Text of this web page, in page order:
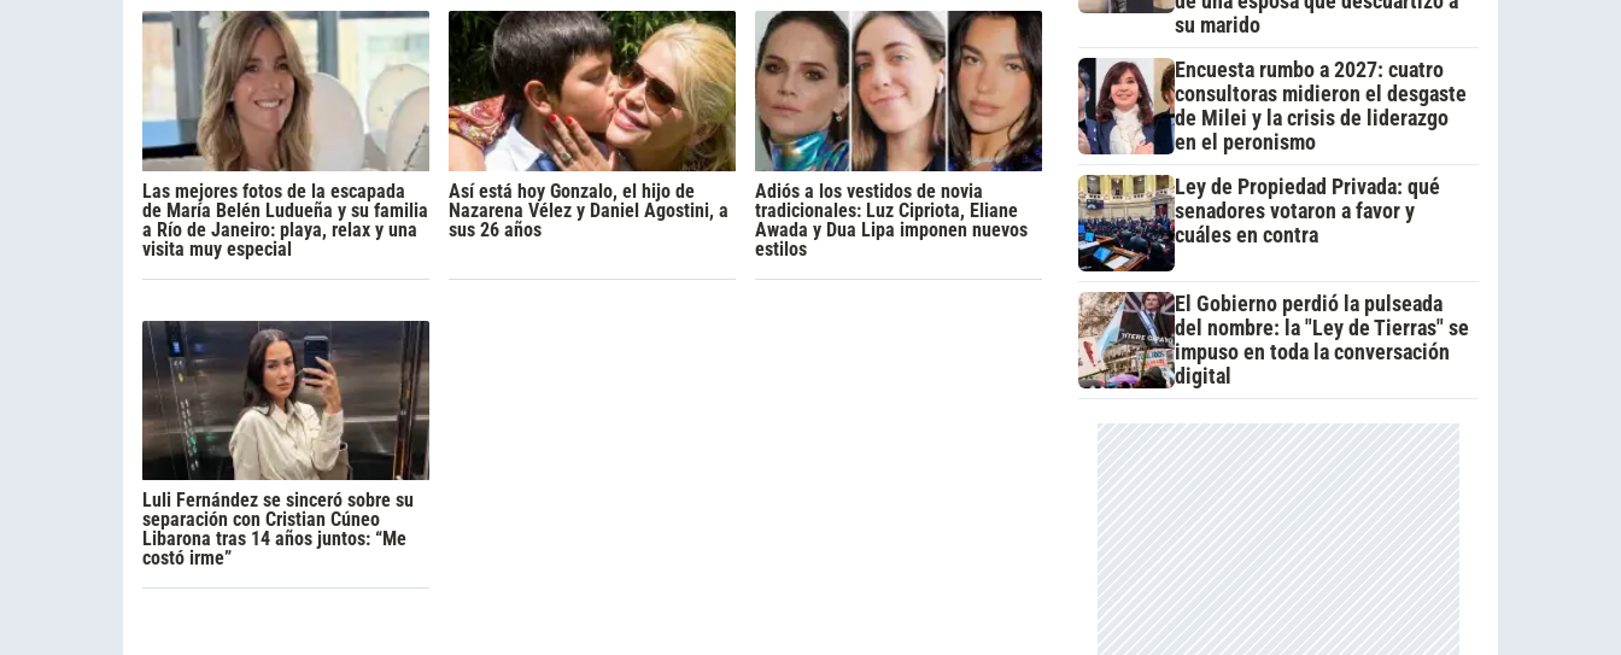
Las mejores fotos de la escapada
de María Belén Ludueña y su familia
a Río de Janeiro: playa, relax y una
visita muy especial
Así está hoy Gonzalo, el hijo de
Nazarena Vélez y Daniel Agostini, a
sus 26 años
Adiós a los vestidos de novia
tradicionales: Luz Cipriota, Eliane
Awada y Dua Lipa imponen nuevos
estilos
Luli Fernández se sinceró sobre su
separación con Cristian Cúneo
Libarona tras 14 años juntos: “Me
costó irme”
su marido
Encuesta rumbo a 2027: cuatro
consultoras midieron el desgaste
de Milei y la crisis de liderazgo
en el peronismo
Ley de Propiedad Privada: qué
senadores votaron a favor y
cuáles en contra
El Gobierno perdió la pulseada
del nombre: la "Ley de Tierras" se
impuso en toda la conversación
digital